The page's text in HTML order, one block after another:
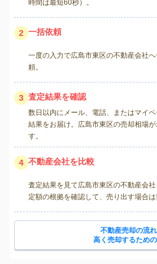
時間は最短60秒）。
2 一括依頼
一度の入力で広島市東区の不動産会社
頼。
3 査定結果を確認
数日以内にメール、電話、またはマイ
結果をお届け。広島市東区の売却相場が
す。
4 不動産会社を比較
査定結果を見て広島市東区の不動産会
定額の根拠を確認して、売り出す場合は
不動産売却の流
高く売却するため